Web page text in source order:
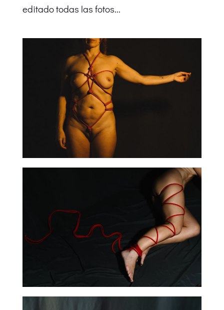
editado todas las fotos...